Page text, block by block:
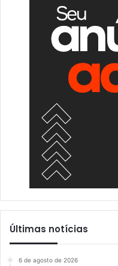
Últimas notícias
6 de agosto de 2026